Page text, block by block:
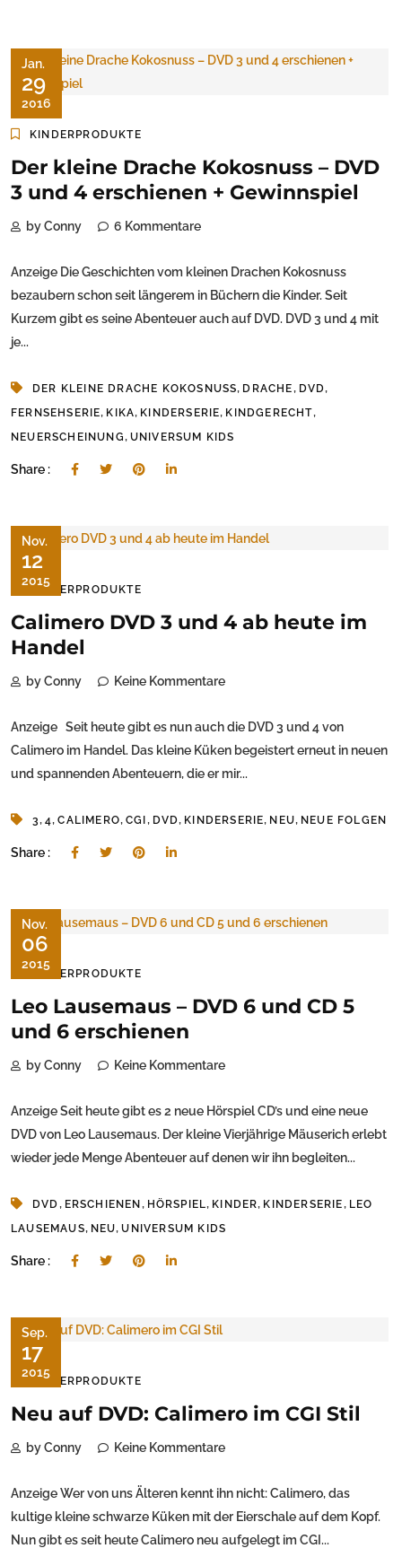
Jan.
29
2016
KINDERPRODUKTE
Der kleine Drache Kokosnuss – DVD
3 und 4 erschienen + Gewinnspiel
by Conny 6 Kommentare
Anzeige Die Geschichten vom kleinen Drachen Kokosnuss
bezaubern schon seit längerem in Büchern die Kinder. Seit
Kurzem gibt es seine Abenteuer auch auf DVD. DVD 3 und 4 mit
je...
DER KLEINE DRACHE KOKOSNUSS, DRACHE, DVD,
FERNSEHSERIE, KIKA, KINDERSERIE, KINDGERECHT,
NEUERSCHEINUNG, UNIVERSUM KIDS
Share :
Nov.
12
2015
KINDERPRODUKTE
Calimero DVD 3 und 4 ab heute im
Handel
by Conny Keine Kommentare
Anzeige Seit heute gibt es nun auch die DVD 3 und 4 von
Calimero im Handel. Das kleine Küken begeistert erneut in neuen
und spannenden Abenteuern, die er mir...
3,4,CALIMERO,CGI , DVD, KINDERSERIE, NEU, NEUE FOLGEN
Share :
Nov.
06
2015
KINDERPRODUKTE
Leo Lausemaus – DVD 6 und CD 5
und 6 erschienen
by Conny Keine Kommentare
Anzeige Seit heute gibt es 2 neue Hörspiel CD’s und eine neue
DVD von Leo Lausemaus. Der kleine Vierjährige Mäuserich erlebt
wieder jede Menge Abenteuer auf denen wir ihn begleiten...
DVD, ERSCHIENEN, HÖRSPIEL, KINDER, KINDERSERIE, LEO
LAUSEMAUS, NEU,UNIVERSUM KIDS
Share :
Sep.
17
2015
KINDERPRODUKTE
Neu auf DVD: Calimero im CGI Stil
by Conny Keine Kommentare
Anzeige Wer von uns Älteren kennt ihn nicht: Calimero, das
kultige kleine schwarze Küken mit der Eierschale auf dem Kopf.
Nun gibt es seit heute Calimero neu aufgelegt im CGI...